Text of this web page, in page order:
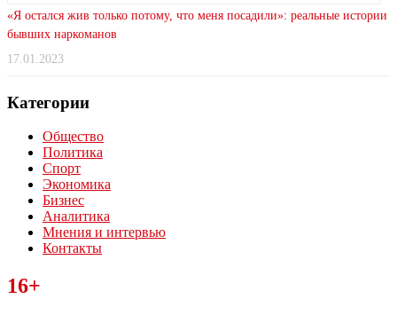
«Я остался жив только потому, что меня посадили»: реальные истории
бывших наркоманов
17.01.2023
Категории
Общество
Политика
Спорт
Экономика
Бизнес
Аналитика
Мнения и интервью
Контакты
Читайте последние новости дня в Тульской области на сайте
“ЗаНовомосковск”
16+